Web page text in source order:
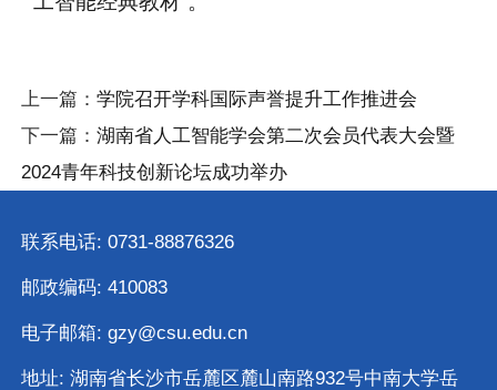
上一篇：学院召开学科国际声誉提升工作推进会
下一篇：湖南省人工智能学会第二次会员代表大会暨
2024青年科技创新论坛成功举办
联系电话: 0731-88876326
邮政编码: 410083
电子邮箱: gzy@csu.edu.cn
地址: 湖南省长沙市岳麓区麓山南路932号中南大学岳